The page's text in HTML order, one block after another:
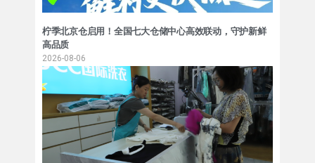
柠季北京仓启用！全国七大仓储中心高效联动，守护新鲜
高品质
2026-08-06